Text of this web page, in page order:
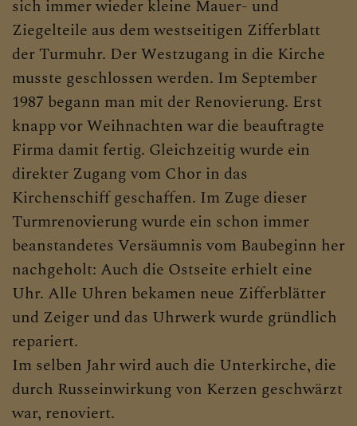
sich immer wieder kleine Mauer- und
Ziegelteile aus dem westseitigen Zifferblatt
der Turmuhr. Der Westzugang in die Kirche
musste geschlossen werden. Im September
1987 begann man mit der Renovierung. Erst
knapp vor Weihnachten war die beauftragte
Firma damit fertig. Gleichzeitig wurde ein
direkter Zugang vom Chor in das
Kirchenschiff geschaffen. Im Zuge dieser
Turmrenovierung wurde ein schon immer
beanstandetes Versäumnis vom Baubeginn her
nachgeholt: Auch die Ostseite erhielt eine
Uhr. Alle Uhren bekamen neue Zifferblätter
und Zeiger und das Uhrwerk wurde gründlich
repariert.
Im selben Jahr wird auch die Unterkirche, die
durch Russeinwirkung von Kerzen geschwärzt
war, renoviert.